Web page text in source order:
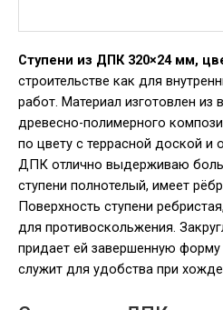
Ступени из ДПК 320×24 мм,
строительстве как для
работ. Материал изготовлен из
древесно-полимерного
по цвету с террасной доской и
ДПК отлично выдерживаю
ступени полнотелый, имеет
Поверхность ступени
для противоскольжения.
придает ей завершенную
служит для удобства при